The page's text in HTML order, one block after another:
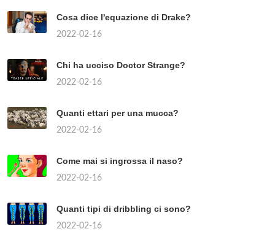
Cosa dice l'equazione di Drake?
2022-02-16
Chi ha ucciso Doctor Strange?
2022-02-16
Quanti ettari per una mucca?
2022-02-16
Come mai si ingrossa il naso?
2022-02-16
Quanti tipi di dribbling ci sono?
2022-02-16